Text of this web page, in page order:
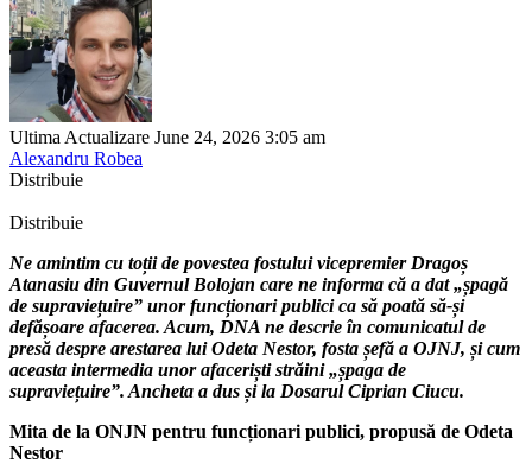
Ultima Actualizare June 24, 2026 3:05 am
Alexandru Robea
Distribuie
Distribuie
Ne amintim cu toții de povestea fostului vicepremier Dragoș
Atanasiu din Guvernul Bolojan care ne informa că a dat „șpagă
de supraviețuire” unor funcționari publici ca să poată să-și
defășoare afacerea. Acum, DNA ne descrie în comunicatul de
presă despre arestarea lui Odeta Nestor, fosta șefă a OJNJ, și cum
aceasta intermedia unor afaceriști străini „șpaga de
supraviețuire”. Ancheta a dus și la Dosarul Ciprian Ciucu.
Mita de la ONJN pentru funcționari publici, propusă de Odeta
Nestor